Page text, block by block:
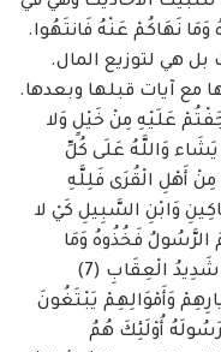
نَهَاكُمْ عَنْهُ فَانتَهُوا.
هي لتوزيع المال.
مع آيات قبلها وبعدها.
‏عَلَيْهِ مِنْ خَيْلٍ وَلا
وَاللَّهُ عَلَى كُلِّ
مِنْ أَهْلِ الْقُرَى فَلِلَّهِ
وَابْنِ السَّبِيلِ كَيْ لا
الرَّسُولُ فَخُذُوهُ وَمَا
نَهَاكُمْ عَنْهُ فَانتَهُوا وَاتَّقُوا اللَّهَ إِنَّ اللَّهَ شَدِيدُ الْعِقَابِ (7)
وَأَمْوَالِهِمْ يَبْتَغُونَ
‏أُوْلَئِكَ هُمُ